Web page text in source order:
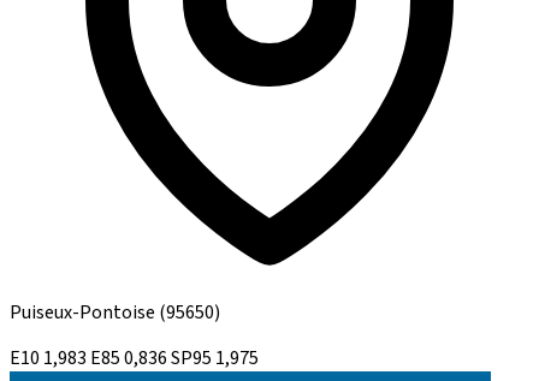
Puiseux-Pontoise (95650)
E10 1,983 E850,836SP95 1,975